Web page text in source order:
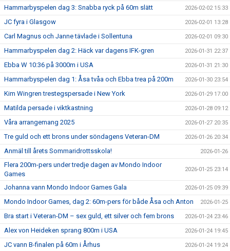
Hammarbyspelen dag 3: Snabba ryck på 60m slätt 2026-02-02 15:33
JC fyra i Glasgow 2026-02-01 13:28
Carl Magnus och Janne tävlade i Sollentuna 2026-02-01 09:30
Hammarbyspelen dag 2: Häck var dagens IFK-gren 2026-01-31 22:37
Ebba W 10:36 på 3000m i USA 2026-01-31 21:30
Hammarbyspelen dag 1: Åsa tvåa och Ebba trea på 200m 2026-01-30 23:54
Kim Wingren trestegspersade i New York 2026-01-29 17:00
Matilda persade i viktkastning 2026-01-28 09:12
Våra arrangemang 2025 2026-01-27 20:35
Tre guld och ett brons under söndagens Veteran-DM 2026-01-26 20:34
Anmäl till årets Sommaridrottsskola! 2026-01-26
Flera 200m-pers under tredje dagen av Mondo Indoor
Games
2026-01-25 23:14
Johanna vann Mondo Indoor Games Gala 2026-01-25 09:39
Mondo Indoor Games, dag 2: 60m-pers för både Åsa och Anton 2026-01-25
Bra start i Veteran-DM – sex guld, ett silver och fem brons 2026-01-24 23:46
Alex von Heideken sprang 800m i USA 2026-01-24 19:45
JC vann B-finalen på 60m i Århus 2026-01-24 19:24